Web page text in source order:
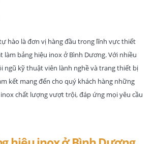
hào là đơn vị hàng đầu trong lĩnh vực thiết
làm bảng hiệu inox ở Bình Dương. Với nhiều
ngũ kỹ thuật viên lành nghề và trang thiết bị
kết mang đến cho quý khách hàng những
chất lượng vượt trội, đáp ứng mọi yêu cầu